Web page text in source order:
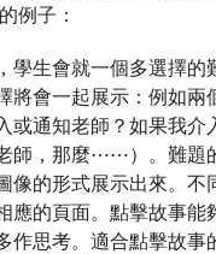
例子：
學生會就一個多選擇的
將會一起展示：例如兩
或通知老師？如果我介
師，那麼⋯⋯）。難題
像的形式展示出來。不
應的頁面。點擊故事能
作思考。適合點擊故事